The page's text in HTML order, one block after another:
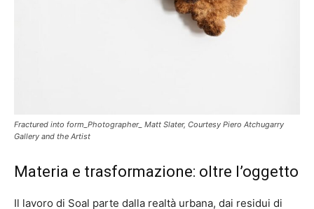
Fractured into form_Photographer_ Matt Slater, Courtesy Piero Atchugarry
Gallery and the Artist
Materia e trasformazione: oltre l’oggetto
Il lavoro di Soal parte dalla realtà urbana, dai residui di